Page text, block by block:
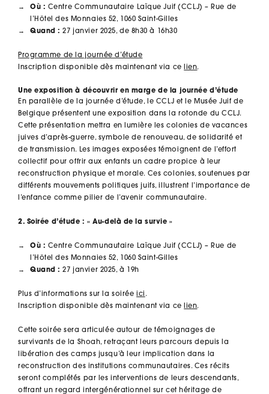
Où : Centre Communautaire Laïque Juif (CCLJ) – Rue de
l’Hôtel des Monnaies 52, 1060 Saint-Gilles
Quand : 27 janvier 2025, de 8h30 à 16h30
Programme de la journée d’étude
Inscription disponible dès maintenant via ce
lien.
Une exposition à découvrir en marge de la journée d’étude
En parallèle de la journée d’étude, le CCLJ et le Musée Juif de
Belgique présentent une exposition dans la rotonde du CCLJ.
Cette présentation mettra en lumière les colonies de vacances
juives d’après-guerre, symbole de renouveau, de solidarité et
de transmission. Les images exposées témoignent de l’effort
collectif pour offrir aux enfants un cadre propice à leur
reconstruction physique et morale. Ces colonies, soutenues par
différents mouvements politiques juifs, illustrent l’importance de
l’enfance comme pilier de l’avenir communautaire.
2. Soirée d’étude : « Au-delà de la survie »
Où : Centre Communautaire Laïque Juif (CCLJ) – Rue de
l’Hôtel des Monnaies 52, 1060 Saint-Gilles
Quand : 27 janvier 2025, à 19h
Plus d’informations sur la soirée ici .
Inscription disponible dès maintenant via ce
lien.
Cette soirée sera articulée autour de témoignages de
survivants de la Shoah, retraçant leurs parcours depuis la
libération des camps jusqu’à leur implication dans la
reconstruction des institutions communautaires. Ces récits
seront complétés par les interventions de leurs descendants,
offrant un regard intergénérationnel sur cet héritage de